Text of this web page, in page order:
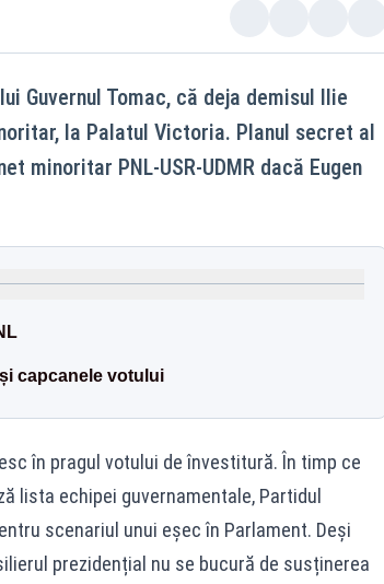
Guvernul Tomac, că deja demisul Ilie
la Palatul Victoria. Planul secret al
minoritar PNL-USR-UDMR dacă Eugen
capcanele votului
în pragul votului de învestitură. În timp ce
lista echipei guvernamentale, Partidul
scenariul unui eșec în Parlament. Deși
prezidențial nu se bucură de susținerea